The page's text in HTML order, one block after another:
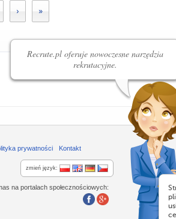
› »
prywatności Kontakt
zmień język:
na portalach społecznościowych:
Recrute.pl oferuje nowoczesne narzędzia
rekrutacyjne.